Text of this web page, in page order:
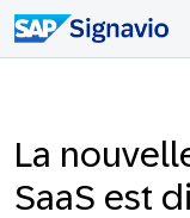
La
SaaS est